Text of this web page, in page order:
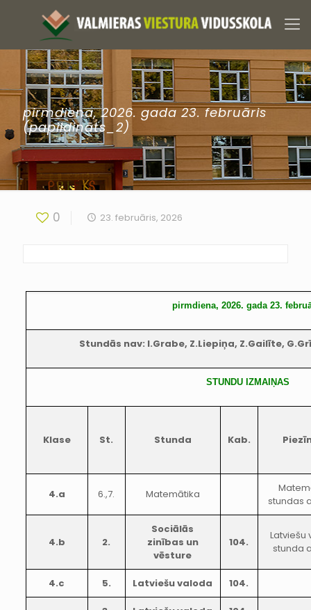
pirmdiena, 2026. gada 23. februāris
(papildināts_2)
0 23. februāris, 2026
pirmdiena, 2026. gada 23.
Stundās nav: I.Grabe, Z.Liepiņa, Z.Gailīte,
STUNDU IZMAIŅAS
Klase St. Stunda Kab.
4.a 6.,7. Matemātika
stundas
4.b 2.
Sociālās
zinības un
vēsture
104.
Latviešu
stunda
4.c 5. Latviešu valoda 104.